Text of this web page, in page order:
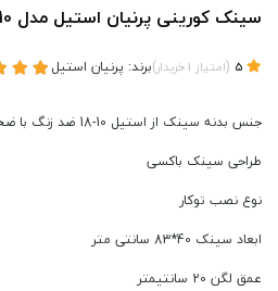
سینک کورینی پرنیان استیل مدل PS 4210
(امتیاز 1خریدار)برند: پرنیان استیل
جنس بدنه سینک از استیل 10-18 ضد زنگ با ضخامت ورق 1 میلیمتر
طراحی سینک باکسی
نوع نصب توکار
ابعاد سینک 40*83 سانتی متر
عمق لگن 20 سانتیمتر